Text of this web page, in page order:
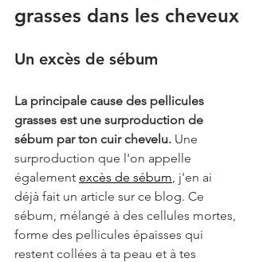
grasses dans les cheveux
Un excès de sébum
La principale cause des pellicules
grasses est une surproduction de
sébum par ton cuir chevelu. Une
surproduction que l'on appelle
également excès de sébum , j'en ai
déjà fait un article sur ce blog. Ce
sébum, mélangé à des cellules mortes,
forme des pellicules épaisses qui
restent collées à ta peau et à tes